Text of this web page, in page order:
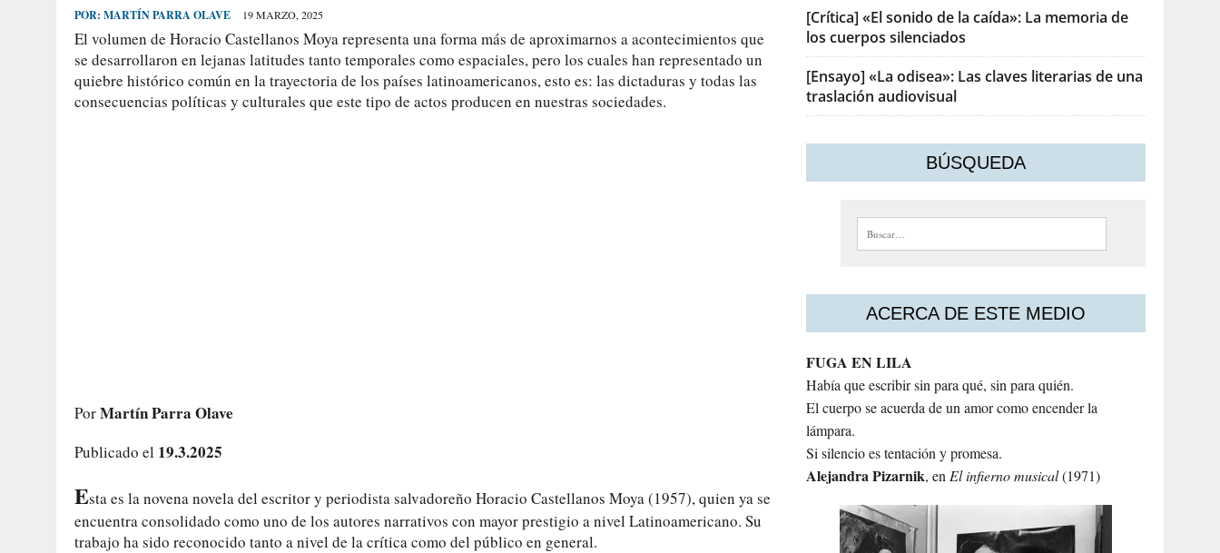
POR: MARTÍN PARRA OLAVE 19 MARZO, 2025
El volumen de Horacio Castellanos Moya representa una forma más de aproximarnos a acontecimientos que
se desarrollaron en lejanas latitudes tanto temporales como espaciales, pero los cuales han representado un
quiebre histórico común en la trayectoria de los países latinoamericanos, esto es: las dictaduras y todas las
consecuencias políticas y culturales que este tipo de actos producen en nuestras sociedades.
PorMartín Parra Olave
Publicado el 19.3.2025
Esta es la novena novela del escritor y periodista salvadoreño Horacio Castellanos Moya (1957), quien ya se
encuentra consolidado como uno de los autores narrativos con mayor prestigio a nivel Latinoamericano. Su
trabajo ha sido reconocido tanto a nivel de la crítica como del público en general.
[Crítica] «El sonido de la caída»: La memoria de
los cuerpos silenciados
[Ensayo] «La odisea»: Las claves literarias de una
traslación audiovisual
BÚSQUEDA
Buscar:
ACERCA DE ESTE MEDIO
FUGA EN LILA
Había que escribir sin para qué, sin para quién.
El cuerpo se acuerda de un amor como encender la
lámpara.
Si silencio es tentación y promesa.
AlejandraPizarnik, enEl infierno musical(1971)